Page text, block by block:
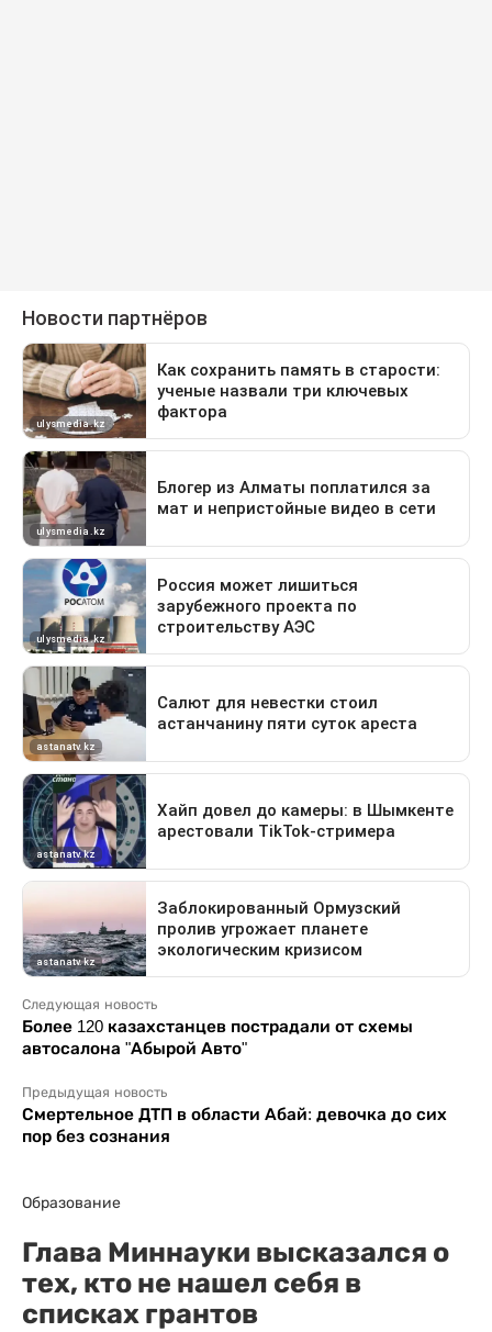
Следующая новость
Более 120 казахстанцев пострадали от схемы
автосалона "Абырой Авто"
Предыдущая новость
Смертельное ДТП в области Абай: девочка до сих
пор без сознания
Образование
Глава Миннауки высказался о
тех, кто не нашел себя в
списках грантов